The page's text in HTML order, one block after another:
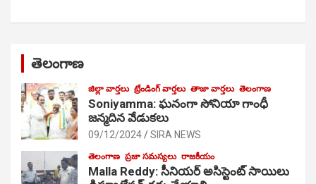
తెలంగాణ
జిల్లా వార్తలు ట్రేండింగ్ వార్తలు తాజా వార్తలు తెలంగాణ
Soniyamma: ఘ‌నంగా సోనియా గాంధీ
జ‌న్మ‌దిన వేడుక‌లు
09/12/2024 SIRA NEWS
తెలంగాణ ప్రజా సమస్యలు రాజకీయం
Malla Reddy: సీనియర్ అసిస్టెంట్ సాయిలు